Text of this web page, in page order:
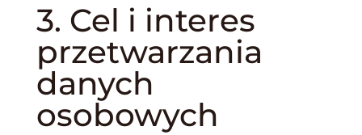
3. Cel i interes
przetwarzania
danych
osobowych